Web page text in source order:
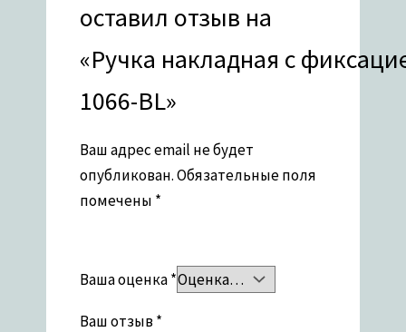
оставил отзыв на
«Ручка накладная с
1066-BL»
Ваш адрес email не будет
опубликован.Обязательные поля
помечены *
Ваша оценка*
Ваш отзыв *